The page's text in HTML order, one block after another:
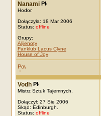
Nanami
Hodor.
Dołączyła: 18 Mar 2006
Status: offline
Grupy:
Alijenoty
Fanklub Lacus Clyne
House of Joy
Vodh
Mistrz Sztuk Tajemnych.
Dołączył: 27 Sie 2006
Skąd: Edinburgh.
Status: offline